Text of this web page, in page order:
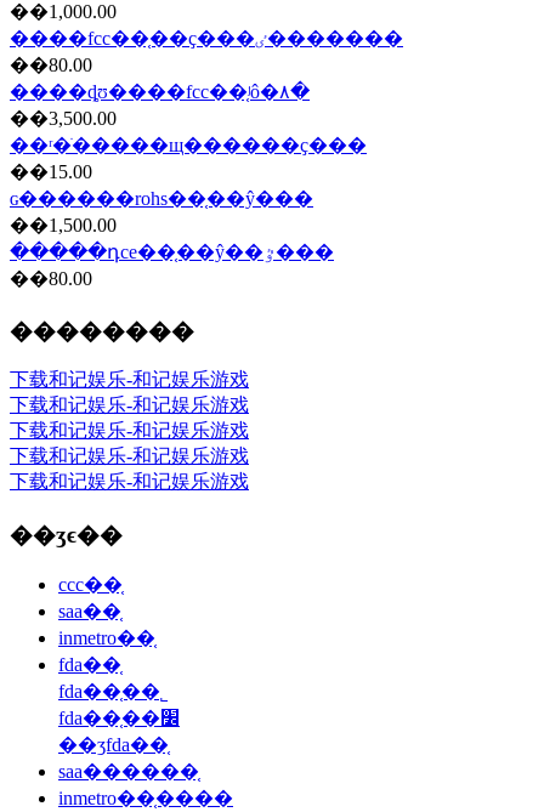
��1,000.00
����fcc��֤��ҫ���ٸ�������
��80.00
����ȡʊ����fcc��֤ʲô�۸�
��3,500.00
��ʳ�ֺ�����щ������ҫ���
��15.00
ɢ������rohs��֤��ŷ���
��1,500.00
�����դce��֤��ŷ��ٷ���
��80.00
��������
下载和记娱乐-和记娱乐游戏
下载和记娱乐-和记娱乐游戏
下载和记娱乐-和记娱乐游戏
下载和记娱乐-和记娱乐游戏
下载和记娱乐-和记娱乐游戏
��ʒϵ��
ccc��֤
saa��֤
inmetro��֤
fda��֤
fda��֤��˾
fda��֤��׼
��ʒfda��֤
saa������֤
inmetro��֤����